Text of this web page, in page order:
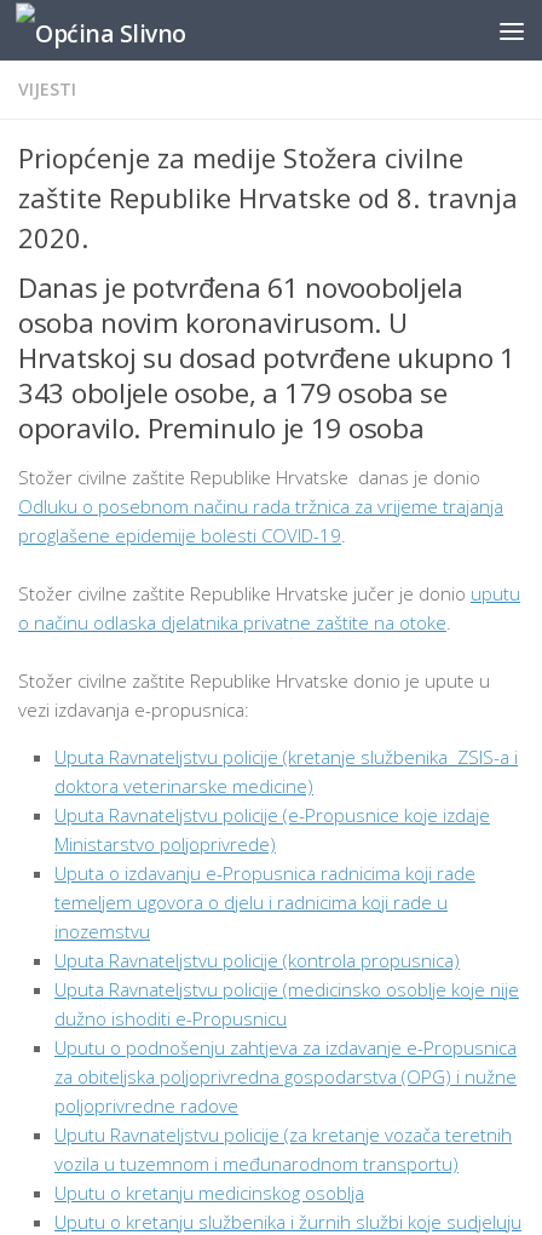
content
Skip to content
VIJESTI
Priopćenje za medije Stožera civilne
zaštite Republike Hrvatske od 8. travnja
2020.
Danas je potvrđena 61 novooboljela
osoba novim koronavirusom. U
Hrvatskoj su dosad potvrđene ukupno 1
343 oboljele osobe, a 179 osoba se
oporavilo. Preminulo je 19 osoba
Stožer civilne zaštite Republike Hrvatske danas je donio
Odluku o posebnom načinu rada tržnica za vrijeme trajanja
proglašene epidemije bolesti COVID-19.
Stožer civilne zaštite Republike Hrvatske jučer je donio uputu
o načinu odlaska djelatnika privatne zaštite na otoke.
Stožer civilne zaštite Republike Hrvatske donio je upute u
vezi izdavanja e-propusnica:
Uputa Ravnateljstvu policije (kretanje službenika ZSIS-a i
doktora veterinarske medicine)
Uputa Ravnateljstvu policije (e-Propusnice koje izdaje
Ministarstvo poljoprivrede)
Uputa o izdavanju e-Propusnica radnicima koji rade
temeljem ugovora o djelu i radnicima koji rade u
inozemstvu
Uputa Ravnateljstvu policije (kontrola propusnica)
Uputa Ravnateljstvu policije (medicinsko osoblje koje nije
dužno ishoditi e-Propusnicu
Uputu o podnošenju zahtjeva za izdavanje e-Propusnica
za obiteljska poljoprivredna gospodarstva (OPG) i nužne
poljoprivredne radove
Uputu Ravnateljstvu policije (za kretanje vozača teretnih
vozila u tuzemnom i međunarodnom transportu)
Uputu o kretanju medicinskog osoblja
Uputu o kretanju službenika i žurnih službi koje sudjeluju